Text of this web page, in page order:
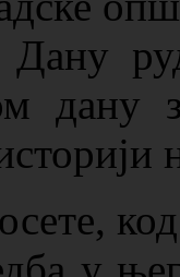
Дану
дану